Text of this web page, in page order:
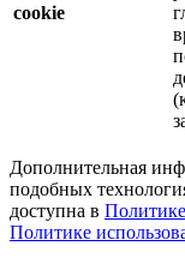
cookie
Дополнительная
подобных
доступна в
Политике